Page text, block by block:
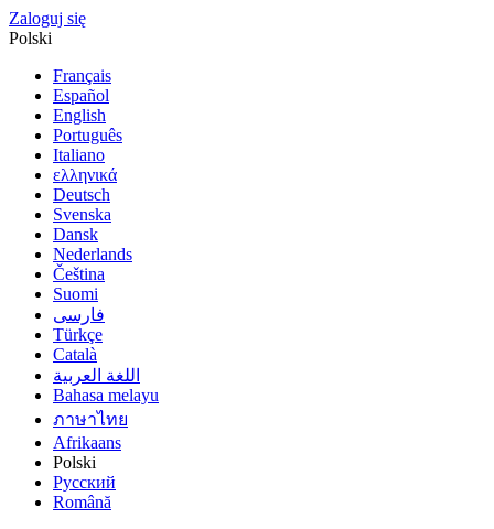
Zaloguj się
Polski
Français
Español
English
Português
Italiano
ελληνικά
Deutsch
Svenska
Dansk
Nederlands
Čeština
Suomi
فارسى
Türkçe
Català
اللغة العربية
Bahasa melayu
ภาษาไทย
Afrikaans
Polski
Русский
Română